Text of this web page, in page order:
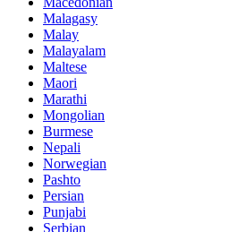
Malagasy
Malay
Malayalam
Maltese
Maori
Marathi
Mongolian
Burmese
Nepali
Norwegian
Pashto
Persian
Punjabi
Serbian